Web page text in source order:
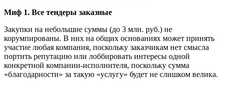
Миф 1. Все тендеры заказные
Закупки на небольшие суммы (до 3 млн. руб.) не
корумпированы. В них на общих основаниях может принять
участие любая компания, поскольку заказчикам нет смысла
портить репутацию или лоббировать интересы одной
конкретной компании-исполнителя, поскольку сумма
«благодарности» за такую «услугу» будет не слишком велика.